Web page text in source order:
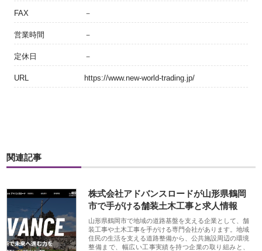
FAX －
営業時間 －
定休日 －
URL https://www.new-world-trading.jp/
関連記事
株式会社アドバンスロードが山形県鶴岡
市で手がける舗装土木工事と求人情報
山形県鶴岡市で地域の道路基盤を支える企業として、舗
装工事や土木工事を手がける専門会社があります。地域
住民の生活を支える道路整備から、公共施設周辺の環境
整備まで、幅広い工事実績を持つ企業の取り組みと、